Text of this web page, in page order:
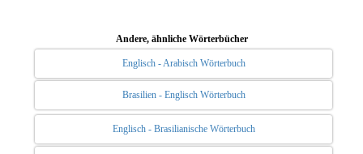
Andere, ähnliche Wörterbücher
Englisch - Arabisch Wörterbuch
Brasilien - Englisch Wörterbuch
Englisch - Brasilianische Wörterbuch